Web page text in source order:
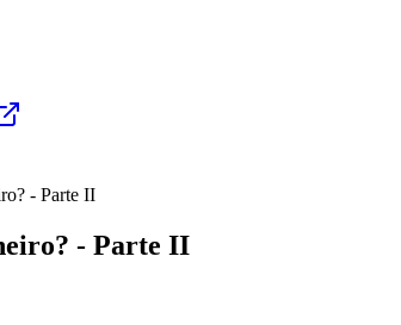
- Parte II
- Parte II